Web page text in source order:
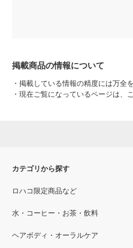
掲載商品の情報について
・ 掲載している情報の精度には万全
・ 現在ご覧になっているページは、
カテゴリから探す
ロハコ限定商品など
水・コーヒー・お茶・飲料
ヘアボディ・オーラルケア